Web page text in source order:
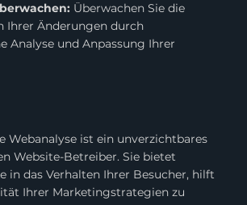
Überwachen Sie die
Ihrer Änderungen durch
Analyse und Anpassung Ihrer
Webanalyse ist ein unverzichtbares
Website-Betreiber. Sie bietet
in das Verhalten Ihrer Besucher, hilft
Ihrer Marketingstrategien zu